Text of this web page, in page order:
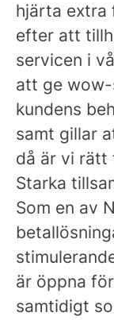
hjärta extra
efter att
servicen i
att ge
kundens
samt gillar
då är vi rätt
Starka
Som en av
är öppna
samtidigt